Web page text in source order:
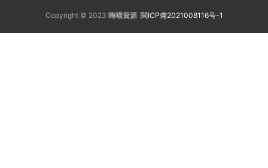
Copyright © 2023 嗨喵資源 閩ICP備2021008116号-1